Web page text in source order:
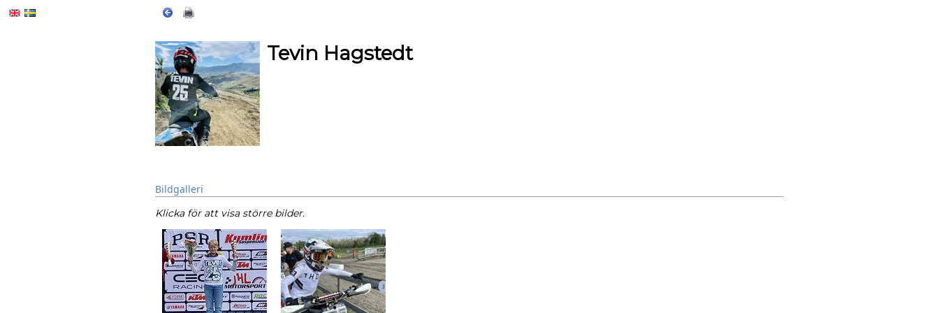
Tevin Hagstedt
Bildgalleri
Klicka för att visa större bilder.